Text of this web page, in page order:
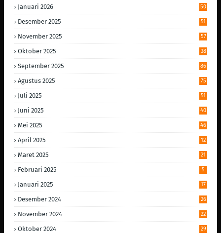
Januari 2026 50
Desember 2025 51
November 2025 57
Oktober 2025 38
September 2025 86
Agustus 2025 75
Juli 2025 51
Juni 2025 40
Mei 2025 46
April 2025 12
Maret 2025 21
Februari 2025 5
Januari 2025 17
Desember 2024 26
November 2024 22
Oktober 2024 29